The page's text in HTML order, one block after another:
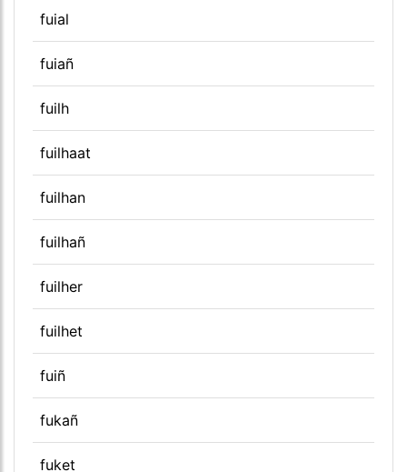
fuial
fuiañ
fuilh
fuilhaat
fuilhan
fuilhañ
fuilher
fuilhet
fuiñ
fukañ
fuket